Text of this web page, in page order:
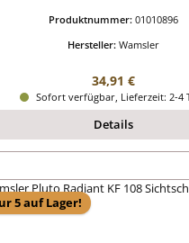
Produktnummer: 01010896
Hersteller: Wamsler
Regulärer Preis:
34,91 €
Sofort verfügbar, Lieferzeit: 2-4
Details
5 auf Lager!